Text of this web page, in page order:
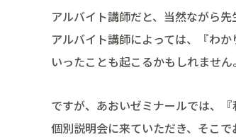
アルバイト講師だと、当然ながら先
アルバイト講師によっては、『わ
いったことも起こるかもしれません。
ですが、あおいゼミナールでは、
個別説明会に来ていただき、そこで